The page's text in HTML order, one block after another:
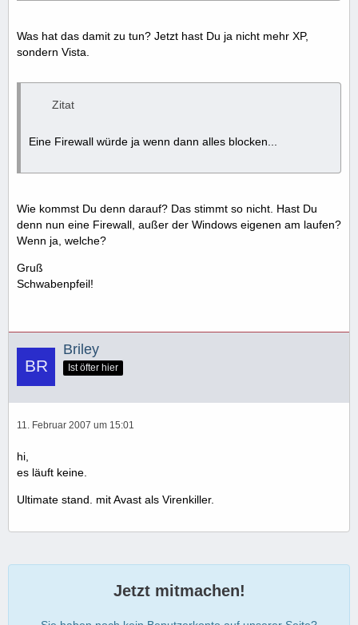
Was hat das damit zu tun? Jetzt hast Du ja nicht mehr XP,
sondern Vista.
Zitat
Eine Firewall würde ja wenn dann alles blocken...
Wie kommst Du denn darauf? Das stimmt so nicht. Hast Du
denn nun eine Firewall, außer der Windows eigenen am laufen?
Wenn ja, welche?
Gruß
Schwabenpfeil!
Briley
Ist öfter hier
11. Februar 2007 um 15:01
hi,
es läuft keine.
Ultimate stand. mit Avast als Virenkiller.
Jetzt mitmachen!